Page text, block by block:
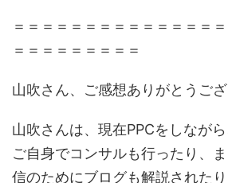
＝＝＝＝＝＝＝＝＝＝＝＝＝＝
＝＝＝＝＝＝＝＝＝
山吹さん、ご感想ありがとうござ
山吹さんは、現在PPCをしながら
ご自身でコンサルも行ったり、
信のためにブログも解説されたり